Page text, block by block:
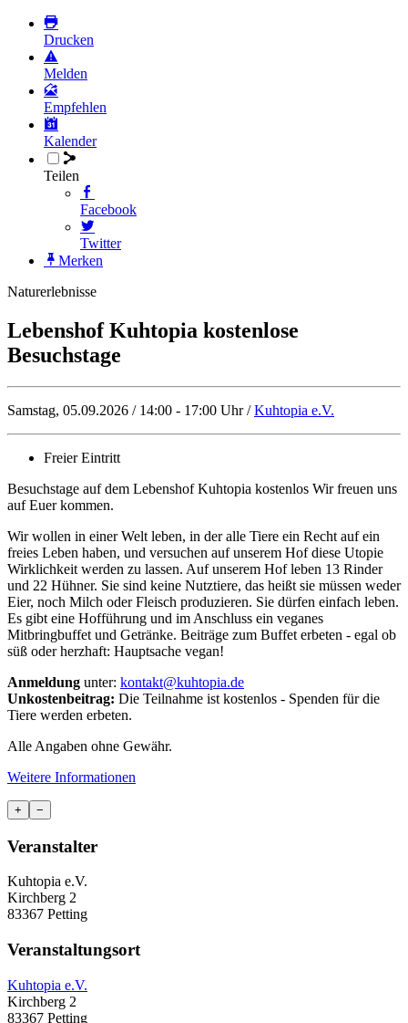
Drucken
Melden
Empfehlen
Kalender
Teilen
Facebook
Twitter
Merken
Naturerlebnisse
Lebenshof Kuhtopia kostenlose
Besuchstage
Samstag, 05.09.2026 / 14:00 - 17:00 Uhr /Kuhtopia e.V.
Freier Eintritt
Besuchstage auf dem Lebenshof Kuhtopia kostenlos Wir freuen uns
auf Euer kommen.
Wir wollen in einer Welt leben, in der alle Tiere ein Recht auf ein
freies Leben haben, und versuchen auf unserem Hof diese Utopie
Wirklichkeit werden zu lassen. Auf unserem Hof leben 13 Rinder
und 22 Hühner. Sie sind keine Nutztiere, das heißt sie müssen weder
Eier, noch Milch oder Fleisch produzieren. Sie dürfen einfach leben.
Es gibt eine Hofführung und im Anschluss ein veganes
Mitbringbuffet und Getränke. Beiträge zum Buffet erbeten - egal ob
süß oder herzhaft: Hauptsache vegan!
Anmeldung unter: kontakt@kuhtopia.de
Unkostenbeitrag: Die Teilnahme ist kostenlos - Spenden für die
Tiere werden erbeten.
Alle Angaben ohne Gewähr.
Weitere Informationen
+ −
Veranstalter
Kuhtopia e.V.
Kirchberg 2
83367 Petting
Veranstaltungsort
Kuhtopia e.V.
Kirchberg 2
83367 Petting